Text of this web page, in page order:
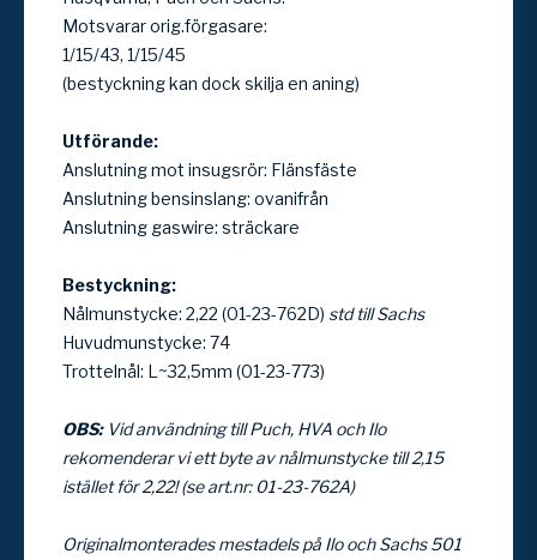
Motsvarar orig.förgasare:
1/15/43, 1/15/45
(bestyckning kan dock skilja en aning)
Utförande:
Anslutning mot insugsrör: Flänsfäste
Anslutning bensinslang: ovanifrån
Anslutning gaswire: sträckare
Bestyckning:
Nålmunstycke: 2,22 (01-23-762D) std till Sachs
Huvudmunstycke: 74
Trottelnål: L~32,5mm (01-23-773)
OBS: Vid användning till Puch, HVA och Ilo
rekomenderar vi ett byte av nålmunstycke till 2,15
istället för 2,22!(se art.nr: 01-23-762A)
Originalmonterades mestadels på Ilo och Sachs 501